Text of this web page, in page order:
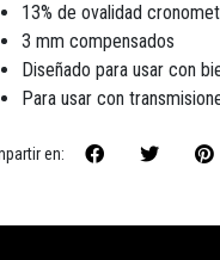
13% de ovalidad
3 mm compensados
Diseñado para usar con
Para usar con
en: